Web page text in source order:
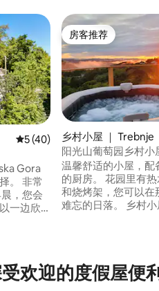
平均评分 5 分（满分 5 分），
5 (40)
Gora
。 非常
一边欣
、清新
房客推荐
房客推荐
乡村小屋 ｜ Trebnje
阳光山葡萄园乡村小
温馨舒适的小屋，配
的厨房。 花园里有
和烧烤架，您可以在
难忘的日落。 乡村
路出口仅一步之遥。
欢迎的度假屋便